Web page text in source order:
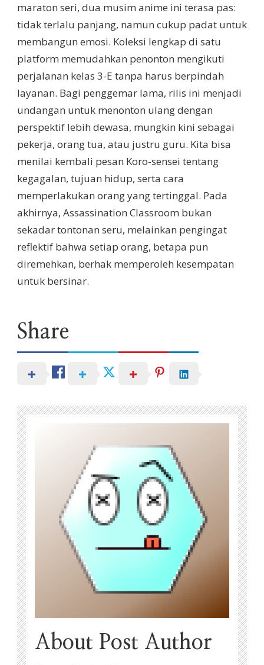
maraton seri, dua musim anime ini terasa pas:
tidak terlalu panjang, namun cukup padat untuk
membangun emosi. Koleksi lengkap di satu
platform memudahkan penonton mengikuti
perjalanan kelas 3-E tanpa harus berpindah
layanan. Bagi penggemar lama, rilis ini menjadi
undangan untuk menonton ulang dengan
perspektif lebih dewasa, mungkin kini sebagai
pekerja, orang tua, atau justru guru. Kita bisa
menilai kembali pesan Koro-sensei tentang
kegagalan, tujuan hidup, serta cara
memperlakukan orang yang tertinggal. Pada
akhirnya, Assassination Classroom bukan
sekadar tontonan seru, melainkan pengingat
reflektif bahwa setiap orang, betapa pun
diremehkan, berhak memperoleh kesempatan
untuk bersinar.
Share
About Post Author